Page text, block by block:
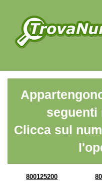
seguenti
Clicca sul
800125200